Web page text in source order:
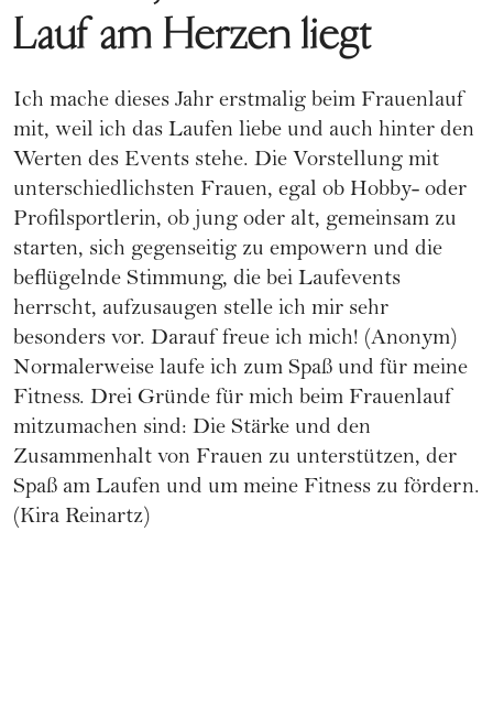
Lauf am Herzen liegt
Ich mache dieses Jahr erstmalig beim Frauenlauf
mit, weil ich das Laufen liebe und auch hinter den
Werten des Events stehe. Die Vorstellung mit
unterschiedlichsten Frauen, egal ob Hobby- oder
Profilsportlerin, ob jung oder alt, gemeinsam zu
starten, sich gegenseitig zu empowern und die
beflügelnde Stimmung, die bei Laufevents
herrscht, aufzusaugen stelle ich mir sehr
besonders vor. Darauf freue ich mich! (Anonym)
Normalerweise laufe ich zum Spaß und für meine
Fitness. Drei Gründe für mich beim Frauenlauf
mitzumachen sind: Die Stärke und den
Zusammenhalt von Frauen zu unterstützen, der
Spaß am Laufen und um meine Fitness zu fördern.
(Kira Reinartz)